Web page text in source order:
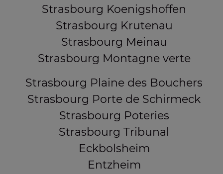
Strasbourg Koenigshoffen
Strasbourg Krutenau
Strasbourg Meinau
Strasbourg Montagne verte
Strasbourg Plaine des Bouchers
Strasbourg Porte de Schirmeck
Strasbourg Poteries
Strasbourg Tribunal
Eckbolsheim
Entzheim